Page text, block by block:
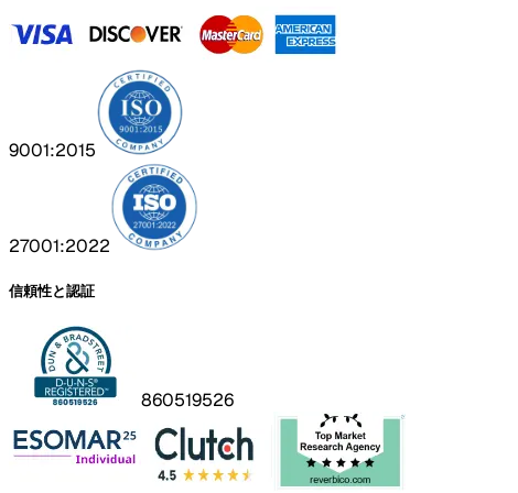
9001:2015
27001:2022
信頼性と認証
860519526